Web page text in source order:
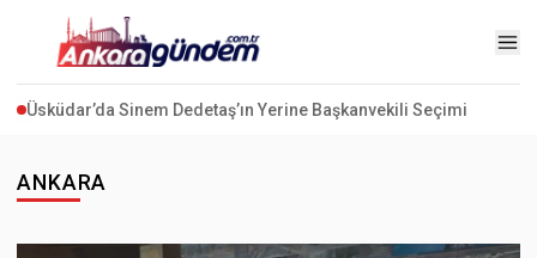
Akaryakıtta İndirim Beklentisi: Motorine İndirim Geliyor
ANKARA